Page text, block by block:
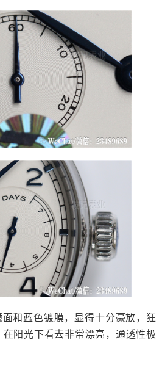
和蓝色镀膜，显得十分豪放，狂
阳光下看去非常漂亮，通透性极